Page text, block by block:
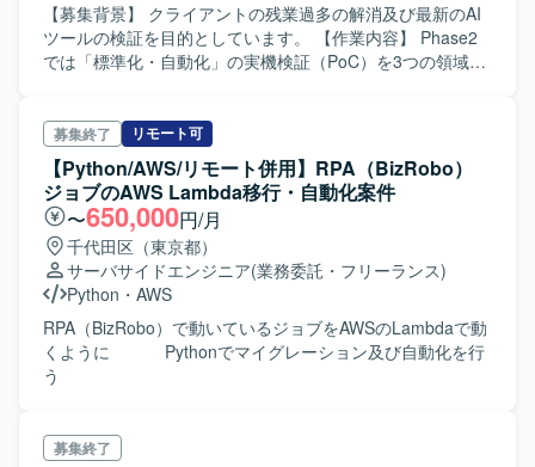
【募集背景】 クライアントの残業過多の解消及び最新のAI
ツールの検証を目的としています。 【作業内容】 Phase2
では「標準化・自動化」の実機検証（PoC）を3つの領域で
システム登録・チェック業務：RPAによるイベントシステ
ムへの自動転記、登録データと元データの自動突合・エラ
ー報告書作成 3. ルーティーン業務：日次・週次の集計・報
告業務におけるRPA活用 【求める人物像】 指示待ちではな
く要件を理解し、自ら実装・検証を進められる方を求めて
います。
募集終了 リモート可
【Python/AWS/リモート併用】RPA（BizRobo）
ジョブのAWS Lambda移行・自動化案件
〜650,000円/月
千代田区（東京都）
サーバサイドエンジニア(業務委託・フリーランス)
Python ・ AWS
RPA（BizRobo）で動いているジョブをAWSのLambdaで動
くように Pythonでマイグレーション及び自動化を行
う
募集終了